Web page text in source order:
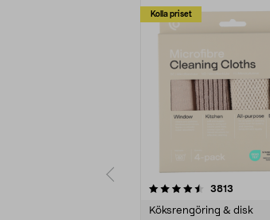
Kolla priset
3813
Köksrengöring & disk
4.0av 5 stjärnor